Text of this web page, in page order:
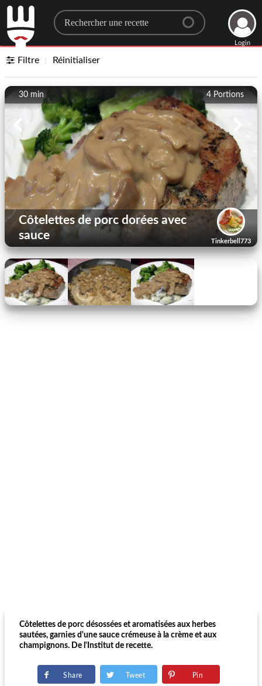
Search for a recipe
Login
Filtre Réinitialiser
4 Portions
30 min
Tinkerbell773
Côtelettes de porc dorées avec
sauce
Côtelettes de porc désossées et aromatisées aux herbes
sautées, garnies d'une sauce crémeuse à la crème et aux
champignons. De l'Institut de recette.
Share Tweet Pin